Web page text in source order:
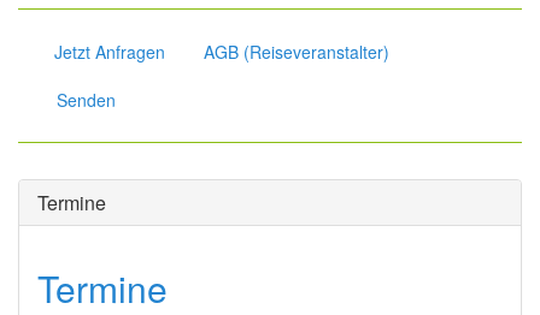
Jetzt Anfragen
AGB (Reiseveranstalter)
Senden
Termine
Termine